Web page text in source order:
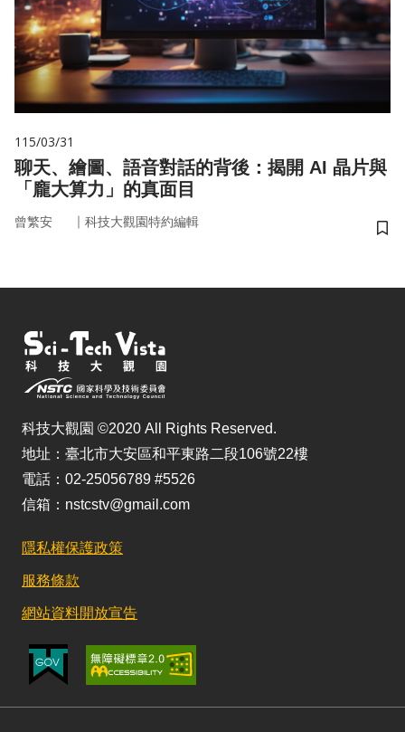
115/03/31
聊天、繪圖、語音對話的背後：揭開 AI 晶片與
「龐大算力」的真面目
曾繁安 ｜ 科技大觀園特約編輯
儲
科技大觀園 ©2020 All Rights Reserved.
地址：臺北市大安區和平東路二段106號22樓
電話：02-25056789 #5526
信箱：nstcstv@gmail.com
隱私權保護政策
服務條款
網站資料開放宣告